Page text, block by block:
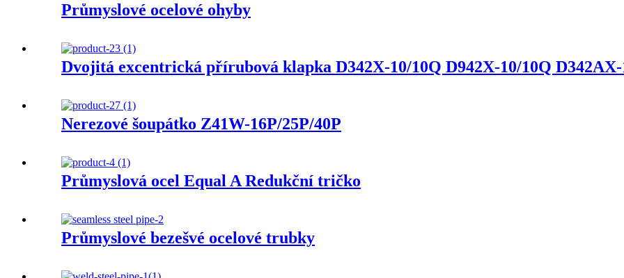
Průmyslové ocelové ohyby
Dvojitá excentrická přírubová klapka D342X-10/10Q D942X-10/10Q D342AX-
Nerezové šoupátko Z41W-16P/25P/40P
Průmyslová ocel Equal A Redukční tričko
Průmyslové bezešvé ocelové trubky